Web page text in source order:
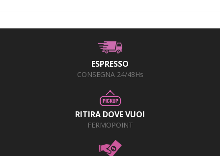
ESPRESSO
CONSEGNA 24/48Hs
RITIRA DOVE VUOI
FERMOPOINT